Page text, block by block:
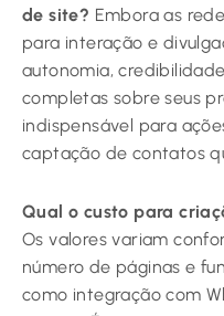
de site? Embora as
para interação e
autonomia,
completas sobre seus
indispensável para
captação de contatos
Qual o custo para
Os valores variam
número de páginas e
como integração com